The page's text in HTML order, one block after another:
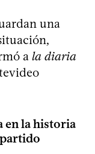
una
a la diaria
en la historia